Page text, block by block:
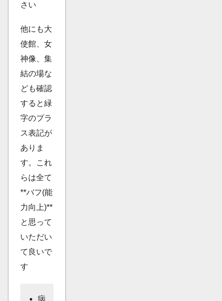
さい
他にも大
使館、女
神像、集
結の場な
ども確認
すると緑
字のプラ
ス表記が
ありま
す。これ
らは全て
**バフ(能
力向上)**
と思って
いただい
て良いで
す
病